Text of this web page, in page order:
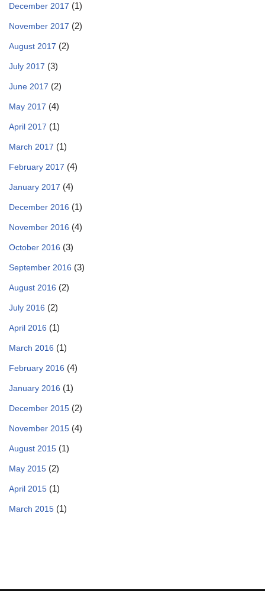
December 2017 (1)
November 2017 (2)
August 2017 (2)
July 2017 (3)
June 2017 (2)
May 2017 (4)
April 2017 (1)
March 2017 (1)
February 2017 (4)
January 2017 (4)
December 2016 (1)
November 2016 (4)
October 2016 (3)
September 2016 (3)
August 2016 (2)
July 2016 (2)
April 2016 (1)
March 2016 (1)
February 2016 (4)
January 2016 (1)
December 2015 (2)
November 2015 (4)
August 2015 (1)
May 2015 (2)
April 2015 (1)
March 2015 (1)